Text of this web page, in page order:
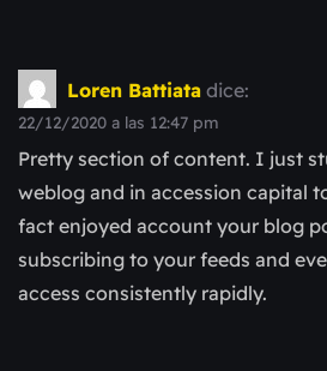
Loren Battiata dice:
22/12/2020 a las 12:47 pm
Pretty section of content. I just
weblog and in accession capital
fact enjoyed account your blog
subscribing to your feeds and
access consistently rapidly.